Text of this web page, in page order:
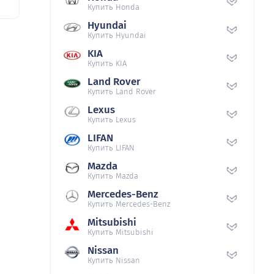
Купить Honda
Hyundai
Купить Hyundai
KIA
Купить KIA
Land Rover
Купить Land Rover
Lexus
Купить Lexus
LIFAN
Купить LIFAN
Mazda
Купить Mazda
Mercedes-Benz
Купить Mercedes-Benz
Mitsubishi
Купить Mitsubishi
Nissan
Купить Nissan